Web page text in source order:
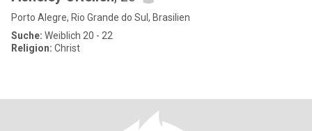
Porto Alegre, Rio Grande do Sul, Brasilien
Suche: Weiblich 20 - 22
Religion: Christ